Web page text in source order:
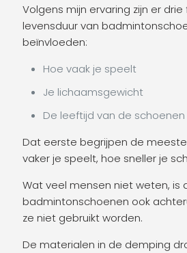
Volgens mijn ervaring zijn er
levensduur van
beïnvloeden:
Hoe vaak je speelt
Je lichaamsgewicht
De leeftijd van de schoenen
Dat eerste begrijpen de
vaker je speelt, hoe sneller je
Wat veel mensen niet weten, is
badmintonschoenen ook
ze niet gebruikt worden.
De materialen in de demping